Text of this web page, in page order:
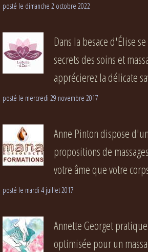
posté le dimanche 2 octobre 2022
Dans la besace d'Élise
secrets des soins et
apprécierez la délicate
posté le mercredi 29 novembre 2017
Anne Pinton dispose
propositions de
votre âme que votre
posté le mardi 4 juillet 2017
Annette Georget
optimisée pour un